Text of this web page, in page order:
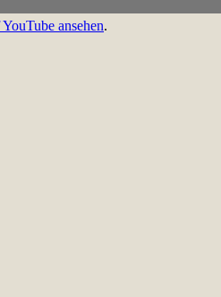
ansehen.